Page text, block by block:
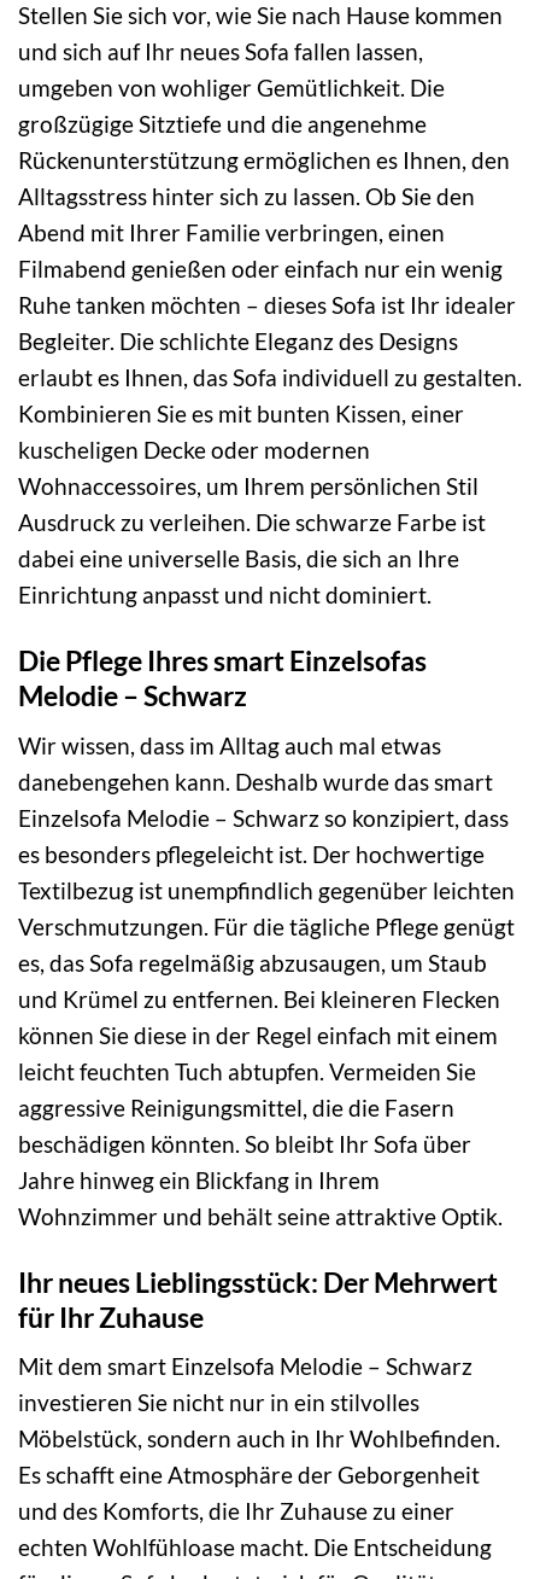
Stellen Sie sich vor, wie Sie nach Hause kommen
und sich auf Ihr neues Sofa fallen lassen,
umgeben von wohliger Gemütlichkeit. Die
großzügige Sitztiefe und die angenehme
Rückenunterstützung ermöglichen es Ihnen, den
Alltagsstress hinter sich zu lassen. Ob Sie den
Abend mit Ihrer Familie verbringen, einen
Filmabend genießen oder einfach nur ein wenig
Ruhe tanken möchten – dieses Sofa ist Ihr idealer
Begleiter. Die schlichte Eleganz des Designs
erlaubt es Ihnen, das Sofa individuell zu gestalten.
Kombinieren Sie es mit bunten Kissen, einer
kuscheligen Decke oder modernen
Wohnaccessoires, um Ihrem persönlichen Stil
Ausdruck zu verleihen. Die schwarze Farbe ist
dabei eine universelle Basis, die sich an Ihre
Einrichtung anpasst und nicht dominiert.
Die Pflege Ihres smart Einzelsofas
Melodie – Schwarz
Wir wissen, dass im Alltag auch mal etwas
danebengehen kann. Deshalb wurde das smart
Einzelsofa Melodie – Schwarz so konzipiert, dass
es besonders pflegeleicht ist. Der hochwertige
Textilbezug ist unempfindlich gegenüber leichten
Verschmutzungen. Für die tägliche Pflege genügt
es, das Sofa regelmäßig abzusaugen, um Staub
und Krümel zu entfernen. Bei kleineren Flecken
können Sie diese in der Regel einfach mit einem
leicht feuchten Tuch abtupfen. Vermeiden Sie
aggressive Reinigungsmittel, die die Fasern
beschädigen könnten. So bleibt Ihr Sofa über
Jahre hinweg ein Blickfang in Ihrem
Wohnzimmer und behält seine attraktive Optik.
Ihr neues Lieblingsstück: Der Mehrwert
für Ihr Zuhause
Mit dem smart Einzelsofa Melodie – Schwarz
investieren Sie nicht nur in ein stilvolles
Möbelstück, sondern auch in Ihr Wohlbefinden.
Es schafft eine Atmosphäre der Geborgenheit
und des Komforts, die Ihr Zuhause zu einer
echten Wohlfühloase macht. Die Entscheidung